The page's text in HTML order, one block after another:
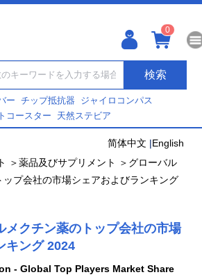
0
検索
ーチップ抵抗器 ジャイロコンパス
コースター 天然ステビア
简体中文 |English
＞薬品及びサプリメント ＞ グローバル
プ会社の市場シェアおよびランキング
メクチン薬のトップ会社の市場
キング 2024
- Global Top Players Market Share